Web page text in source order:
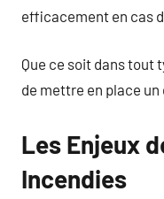
efficacement en cas
Que ce soit dans tout
de mettre en place
Les Enjeux
Incendies